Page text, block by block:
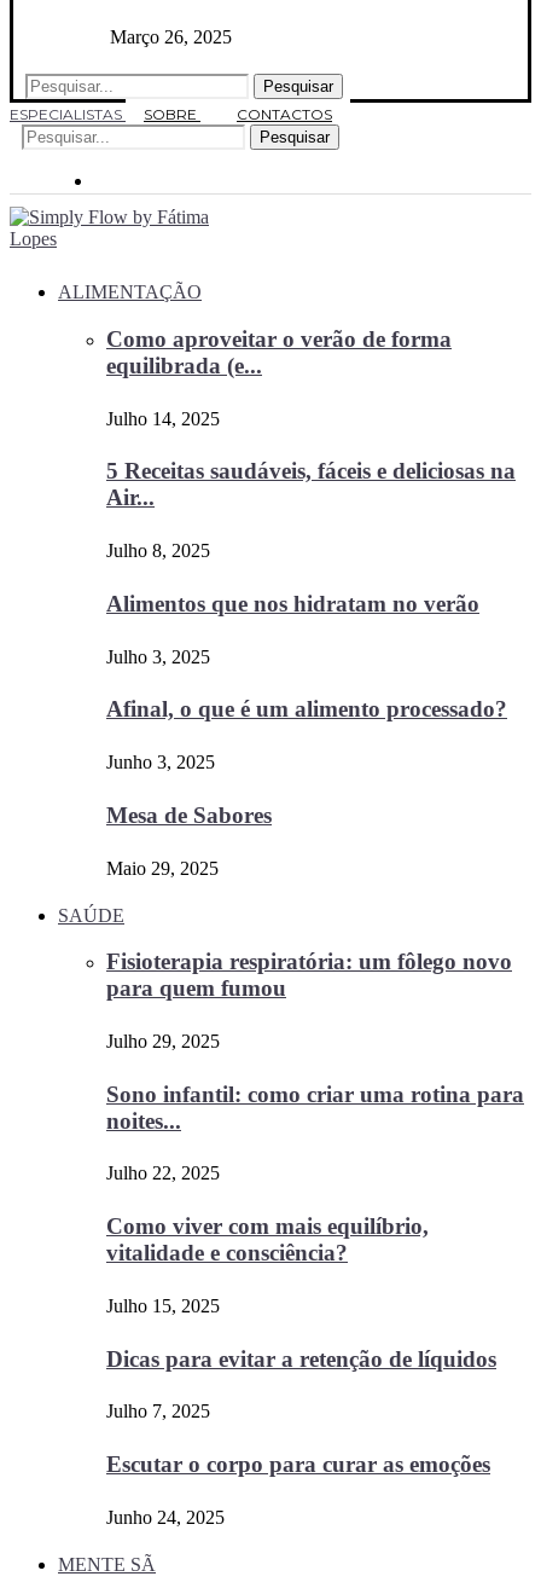
Março 26, 2025
Pesquisar
ESPECIALISTAS
SOBRE
CONTACTOS
Pesquisar
ALIMENTAÇÃO
Como aproveitar o verão de forma
equilibrada (e...
Julho 14, 2025
5 Receitas saudáveis, fáceis e deliciosas na
Air...
Julho 8, 2025
Alimentos que nos hidratam no verão
Julho 3, 2025
Afinal, o que é um alimento processado?
Junho 3, 2025
Mesa de Sabores
Maio 29, 2025
SAÚDE
Fisioterapia respiratória: um fôlego novo
para quem fumou
Julho 29, 2025
Sono infantil: como criar uma rotina para
noites...
Julho 22, 2025
Como viver com mais equilíbrio,
vitalidade e consciência?
Julho 15, 2025
Dicas para evitar a retenção de líquidos
Julho 7, 2025
Escutar o corpo para curar as emoções
Junho 24, 2025
MENTE SÃ